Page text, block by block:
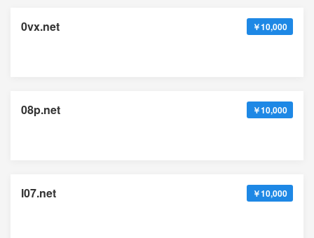
0vx.net ￥10,000
08p.net ￥10,000
l07.net ￥10,000